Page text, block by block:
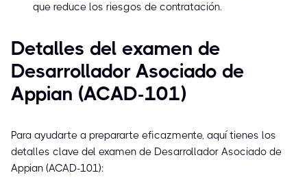
que reduce los riesgos de contratación.
Detalles del examen de
Desarrollador Asociado de
Appian (ACAD-101)
Para ayudarte a prepararte eficazmente, aquí tienes los
detalles clave del examen de Desarrollador Asociado de
Appian (ACAD-101):